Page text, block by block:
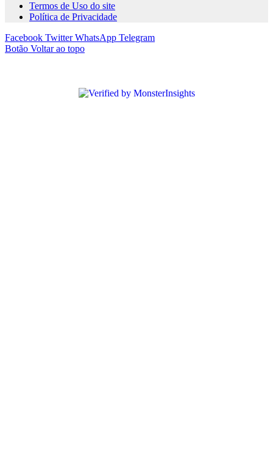
Termos de Uso do site
Política de Privacidade
Facebook Twitter WhatsApp Telegram
Botão Voltar ao topo